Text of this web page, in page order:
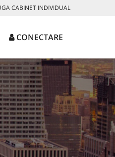
CABINET INDIVIDUAL
CONECTARE